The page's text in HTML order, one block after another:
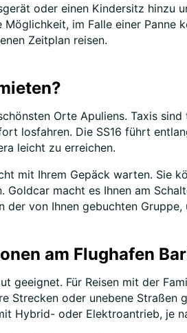
oder einen Kindersitz hinzu
im Falle einer Panne
Zeitplan reisen.
Orte Apuliens. Taxis
losfahren. Die SS16 führt
leicht zu erreichen.
mit Ihrem Gepäck warten. Sie
macht es Ihnen am
der von Ihnen gebuchten
am Flughafen
geeignet. Für Reisen mit der
Strecken oder unebene
Hybrid- oder Elektroantrieb, je